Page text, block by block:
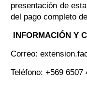
presentación de
del pago completo
INFORMACIÓN Y
Correo:
Teléfono: +569 6507